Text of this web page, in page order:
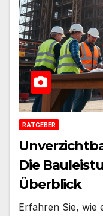
RATGEBER
Die
Überblick
Erfahren Sie, wie